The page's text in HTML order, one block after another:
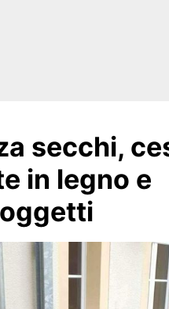
secchi,
in legno e